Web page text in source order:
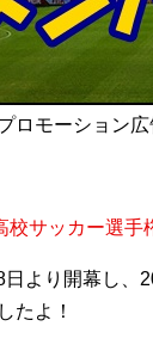
ロモーション広
校サッカー選手
日より開幕し、
たよ！